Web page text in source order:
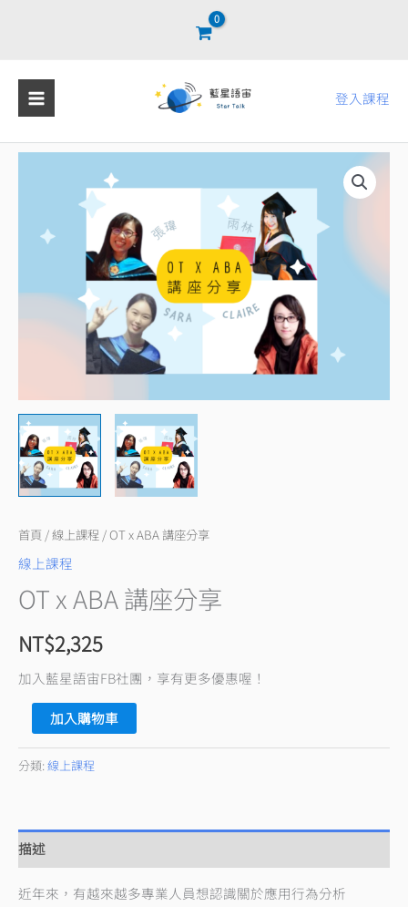
登入課程
首頁 /線上課程 / OT x ABA 講座分享
線上課程
OT x ABA 講座分享
NT$2,325
加入藍星語宙FB社團，享有更多優惠喔！
加入購物車
分類: 線上課程
描述
近年來，有越來越多專業人員想認識關於應用行為分析